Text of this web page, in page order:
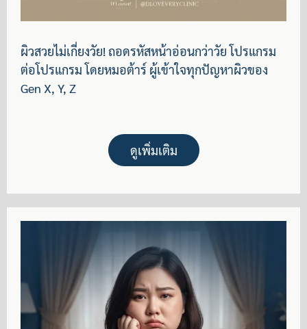
ผิวสวยไม่เกี่ยงวัย! ถอดรหัสหน้าอ่อนกว่าวัย โปรแกรม
ต่อโปรแกรม โดยหมอต้าร์ ผู้เข้าใจทุกปัญหาผิวของ
Gen X, Y, Z
ดูเพิ่มเติม